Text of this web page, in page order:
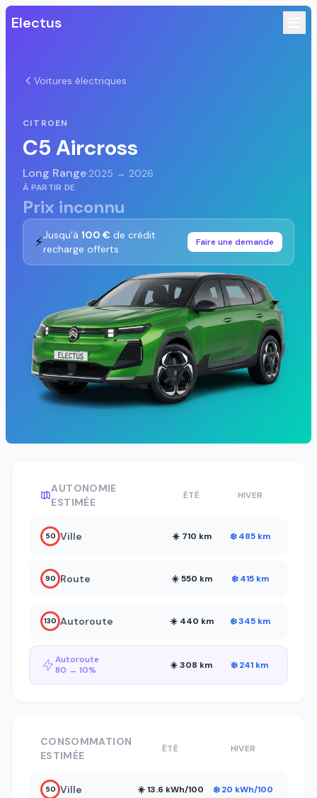
Electus
Voitures électriques
CITROEN
C5 Aircross
Long Range·2025 → 2026
À PARTIR DE
Prix inconnu
⚡Jusqu'à 100 € de crédit
recharge offerts
Faire une demande
AUTONOMIE
ESTIMÉE
ÉTÉ HIVER
50 Ville ☀️ 710 km ❄️ 485 km
90 Route ☀️ 550 km ❄️ 415 km
130 Autoroute ☀️ 440 km ❄️ 345 km
Autoroute
80 → 10%
☀️ 308 km ❄️ 241 km
CONSOMMATION
ESTIMÉE
ÉTÉ HIVER
50 Ville ☀️ 13.6 kWh/100 ❄️ 20 kWh/100